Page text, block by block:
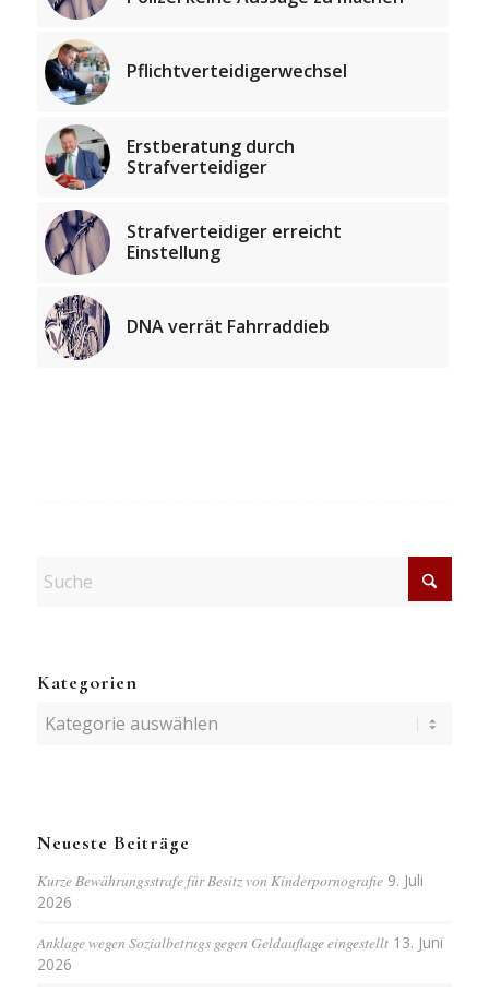
Pflichtverteidigerwechsel
Erstberatung durch
Strafverteidiger
Strafverteidiger erreicht
Einstellung
DNA verrät Fahrraddieb
Kategorien
Kategorien
Neueste Beiträge
Kurze Bewährungsstrafe für Besitz von Kinderpornografie 9. Juli
2026
Anklage wegen Sozialbetrugs gegen Geldauflage eingestellt 13. Juni
2026